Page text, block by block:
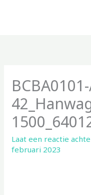
Laat een reactie
februari 2023